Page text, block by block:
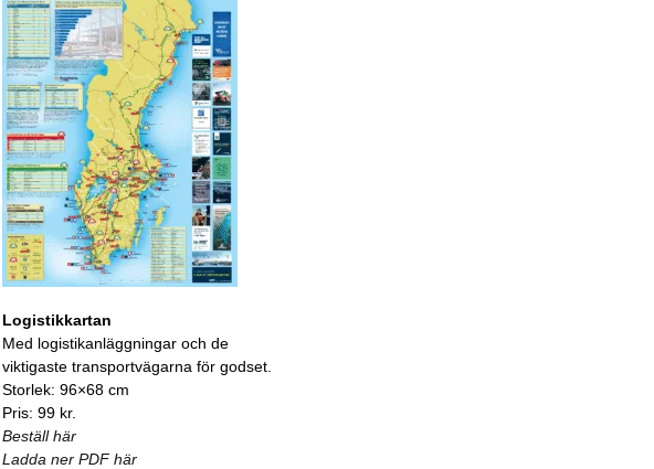
Logistikkartan
Med logistikanläggningar och de
viktigaste transportvägarna för godset.
Storlek: 96×68 cm
Pris: 99 kr.
Beställ här
Ladda ner PDF här